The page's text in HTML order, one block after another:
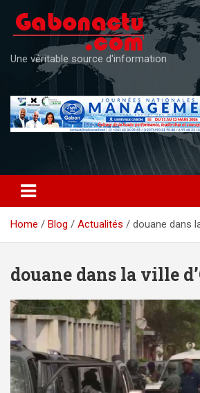
content
Une véritable source d'information
Home Blog Actualités douane dans
douane dans la ville